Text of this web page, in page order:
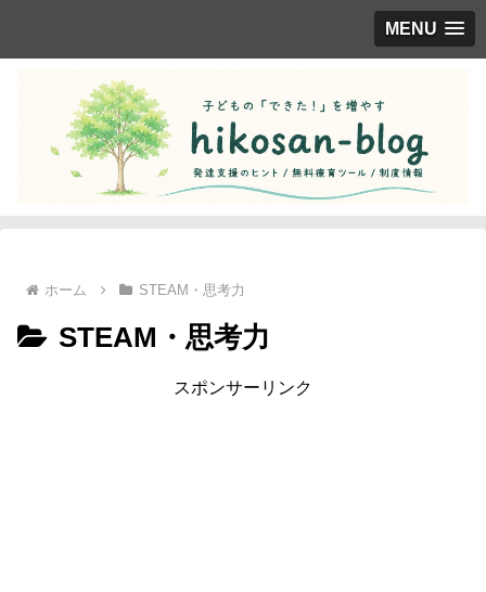
MENU
ホーム STEAM・思考力
STEAM・思考力
スポンサーリンク